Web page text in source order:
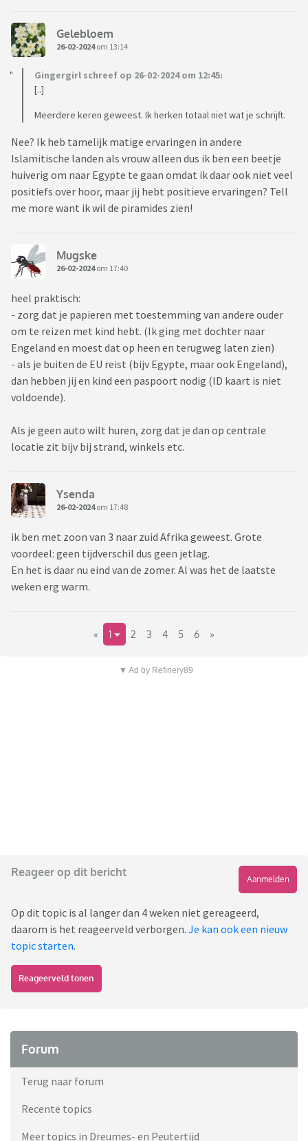
Gelebloem
26-02-2024om 13:14
Gingergirl schreef op 26-02-2024 om 12:45:
[..]
Meerdere keren geweest. Ik herken totaal niet wat je schrijft.
Nee? Ik heb tamelijk matige ervaringen in andere
Islamitische landen als vrouw alleen dus ik ben een beetje
huiverig om naar Egypte te gaan omdat ik daar ook niet veel
positiefs over hoor, maar jij hebt positieve ervaringen? Tell
me more want ik wil de piramides zien!
Mugske
26-02-2024om 17:40
heel praktisch:
- zorg dat je papieren met toestemming van andere ouder
om te reizen met kind hebt. (Ik ging met dochter naar
Engeland en moest dat op heen en terugweg laten zien)
- als je buiten de EU reist (bijv Egypte, maar ook Engeland),
dan hebben jij en kind een paspoort nodig (ID kaart is niet
voldoende).
Als je geen auto wilt huren, zorg dat je dan op centrale
locatie zit bijv bij strand, winkels etc.
Ysenda
26-02-2024om 17:48
ik ben met zoon van 3 naar zuid Afrika geweest. Grote
voordeel: geen tijdverschil dus geen jetlag.
En het is daar nu eind van de zomer. Al was het de laatste
weken erg warm.
« 1 2 3 4 5 6 »
▼ Ad by Refinery89
Reageer op dit bericht
Aanmelden
Op dit topic is al langer dan 4 weken niet gereageerd,
daarom is het reageerveld verborgen. Je kan ook een nieuw
topic starten.
Reageerveld tonen
Forum
Terug naar forum
Recente topics
Meer topics in Dreumes- en Peutertijd